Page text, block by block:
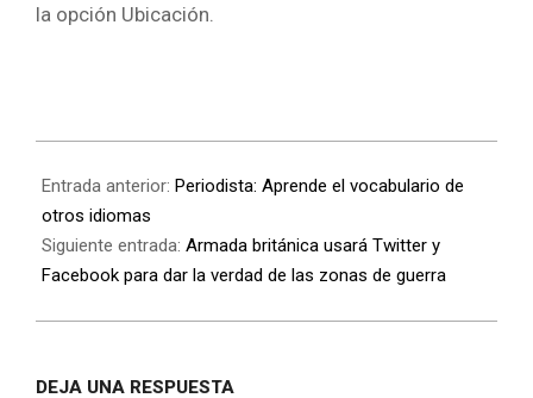
la opción Ubicación.
Entrada anterior: Periodista: Aprende el vocabulario de
otros idiomas
Siguiente entrada: Armada británica usará Twitter y
Facebook para dar la verdad de las zonas de guerra
DEJA UNA RESPUESTA